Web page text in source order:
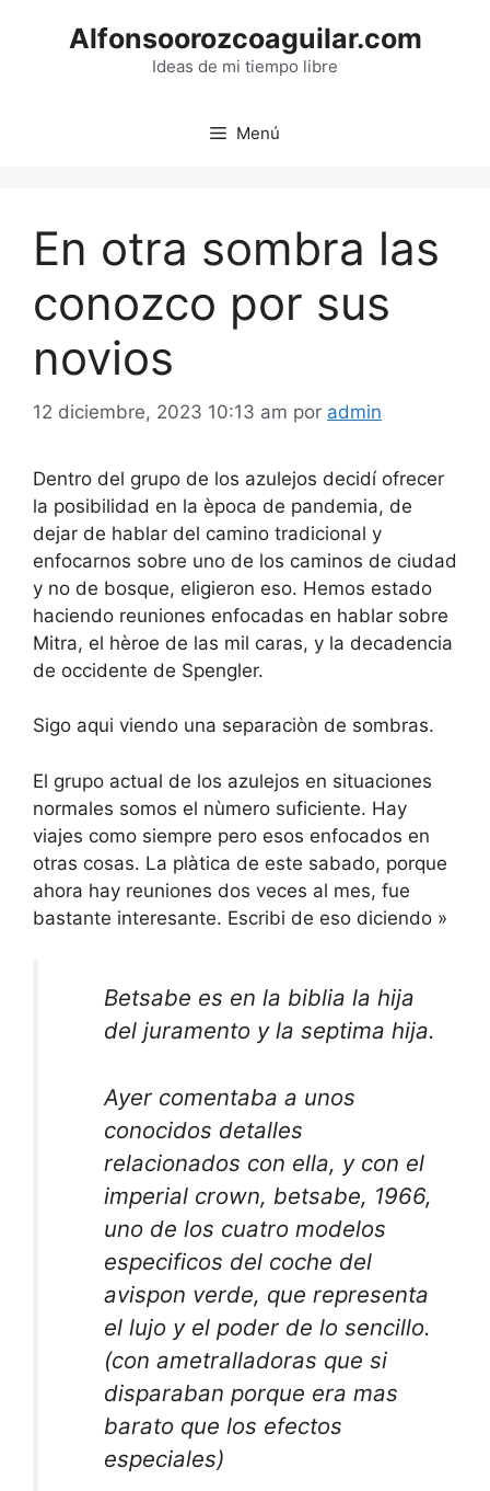
Alfonsoorozcoaguilar.com
Ideas de mi tiempo libre
Menú
En otra sombra las
conozco por sus
novios
12 diciembre, 2023 10:13 am por admin
Dentro del grupo de los azulejos decidí ofrecer
la posibilidad en la època de pandemia, de
dejar de hablar del camino tradicional y
enfocarnos sobre uno de los caminos de ciudad
y no de bosque, eligieron eso. Hemos estado
haciendo reuniones enfocadas en hablar sobre
Mitra, el hèroe de las mil caras, y la decadencia
de occidente de Spengler.
Sigo aqui viendo una separaciòn de sombras.
El grupo actual de los azulejos en situaciones
normales somos el nùmero suficiente. Hay
viajes como siempre pero esos enfocados en
otras cosas. La plàtica de este sabado, porque
ahora hay reuniones dos veces al mes, fue
bastante interesante. Escribi de eso diciendo »
Betsabe es en la biblia la hija
del juramento y la septima hija.
Ayer comentaba a unos
conocidos detalles
relacionados con ella, y con el
imperial crown, betsabe, 1966,
uno de los cuatro modelos
especificos del coche del
avispon verde, que representa
el lujo y el poder de lo sencillo.
(con ametralladoras que si
disparaban porque era mas
barato que los efectos
especiales)